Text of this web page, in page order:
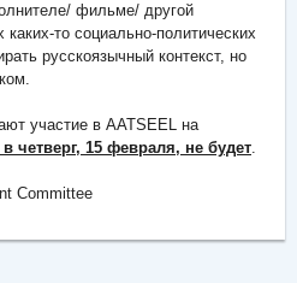
фильме/ другой
то социально-политических
русскоязычный контекст, но
участие в AATSEEL на
в четверг, 15 февраля, не будет.
Committee